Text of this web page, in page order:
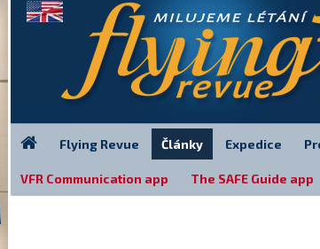
Flying Revue Články Expedice
VFR Communication app The SAFE Guide app